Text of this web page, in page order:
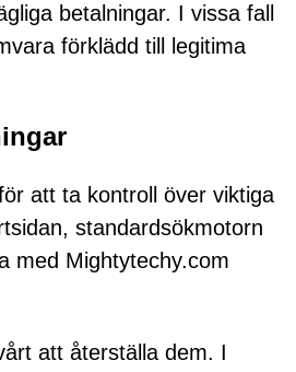
betalningar. I vissa fall
förklädd till legitima
att ta kontroll över viktiga
standardsökmotorn
med Mightytechy.com
att återställa dem. I